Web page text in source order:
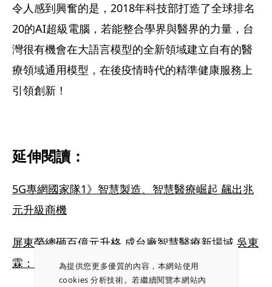
為提供您更多優質的內容，本網站使用
cookies 分析技術。若繼續閱覽本網站內
令人感到興奮的是，2018年科技部打造了全球排名
20的AI超級電腦，若能整合學界與醫界的力量，台
灣很有機會在大語言模型的全新領域建立自有的醫
療領域通用模型，在後疫情時代的精準健康服務上
引領創新！
延伸閱讀：
5G專網國家隊1》智慧製造、智慧醫療崛起 飆出兆
元升級商機
屏東榮總砸百億元升格 成台廠智慧醫療新場域 吳東
霖：智慧醫院要從使用者角度出發